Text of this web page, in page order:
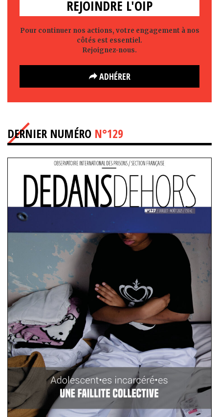
REJOINDRE L'OIP
Pour continuer nos actions, votre engagement à nos
côtés est essentiel.
Rejoignez-nous.
ADHÉRER
DERNIER NUMÉRO N°129